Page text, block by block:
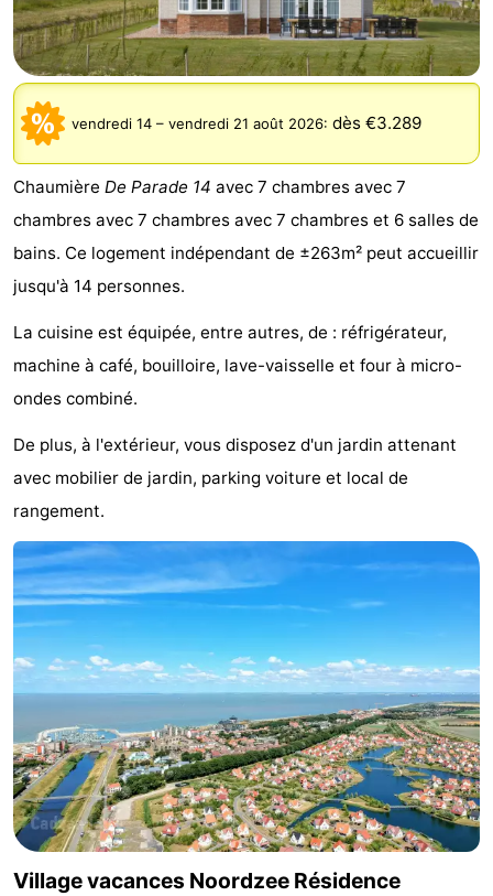
-
Bad
Meersee
-
Beach
Resort
Nieuwvliet-
Bad
-
De
Meulinge
-
EuroParcs
Cadzand
-
Hoogduin
-
Résidence
Cadzand-
Bad
Resort
Nieuwvliet-
Bad
-
Schoneveld
-
Strand
Resort
Nieuwvliet-
Bad
Waterdunen
-
Zonneweelde
-
Zwinhoeve
Hôtels
Last
Voir
et
faire
Lieux
d'intérêt
vendredi 14 – vendredi 21 août 2026: dès €3.289
Chaumière De Parade 14 avec 7 chambres avec 7
chambres avec 7 chambres avec 7 chambres et 6 salles de
bains. Ce logement indépendant de ±263m² peut accueillir
jusqu'à 14 personnes.
La cuisine est équipée, entre autres, de : réfrigérateur,
machine à café, bouilloire, lave-vaisselle et four à micro-
ondes combiné.
De plus, à l'extérieur, vous disposez d'un jardin attenant
avec mobilier de jardin, parking voiture et local de
rangement.
Village vacances Noordzee Résidence